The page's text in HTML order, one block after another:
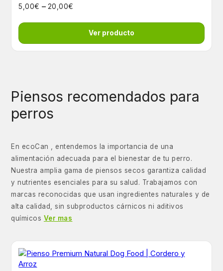
5,00€ – 20,00€
Ver producto
Piensos recomendados para
perros
En ecoCan , entendemos la importancia de una
alimentación adecuada para el bienestar de tu perro.
Nuestra amplia gama de piensos secos garantiza calidad
y nutrientes esenciales para su salud. Trabajamos con
marcas reconocidas que usan ingredientes naturales y de
alta calidad, sin subproductos cárnicos ni aditivos
químicos Ver mas